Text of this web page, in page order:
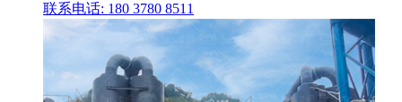
联系电话: 180 3780 8511